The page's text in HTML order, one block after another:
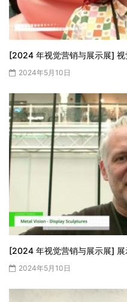
[2024 年视觉营销与展示展]
2024年5月10日
[2024 年视觉营销与展示展]
2024年5月10日